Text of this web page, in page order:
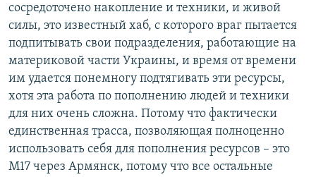
сосредоточено накопление и техники, и живой
силы, это известный хаб, с которого враг пытается
подпитывать свои подразделения, работающие на
материковой части Украины, и время от времени
им удается понемногу подтягивать эти ресурсы,
хотя эта работа по пополнению людей и техники
для них очень сложна. Потому что фактически
единственная трасса, позволяющая полноценно
использовать себя для пополнения ресурсов – это
М17 через Армянск, потому что все остальные